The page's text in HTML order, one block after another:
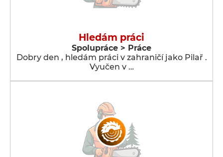
Hledám práci
Spolupráce > Práce
Dobry den , hledám práci v zahraničí jako Pilař .
Vyučen v …